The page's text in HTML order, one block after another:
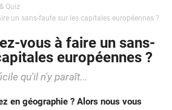
Quiz
un sans-faute sur les capitales européennes ?
vous à faire un sans-
européennes ?
qu'il n'y paraît...
en géographie ? Alors nous vous